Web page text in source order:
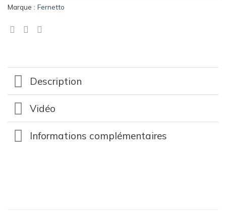
Marque : Fernetto
Description
Vidéo
Informations complémentaires